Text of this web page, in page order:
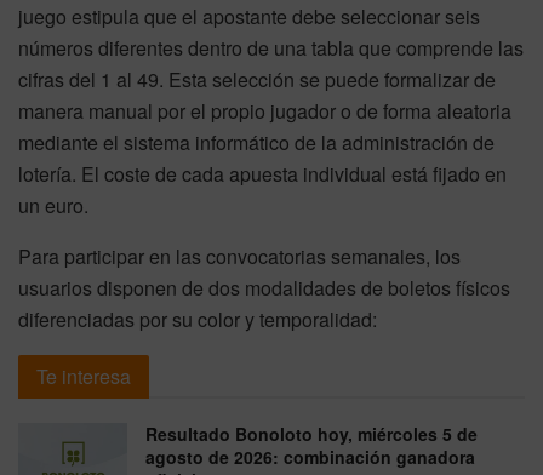
juego estipula que el apostante debe seleccionar seis
números diferentes dentro de una tabla que comprende las
cifras del 1 al 49. Esta selección se puede formalizar de
manera manual por el propio jugador o de forma aleatoria
mediante el sistema informático de la administración de
lotería. El coste de cada apuesta individual está fijado en
un euro.
Para participar en las convocatorias semanales, los
usuarios disponen de dos modalidades de boletos físicos
diferenciadas por su color y temporalidad:
Te interesa
Resultado Bonoloto hoy, miércoles 5 de
agosto de 2026: combinación ganadora